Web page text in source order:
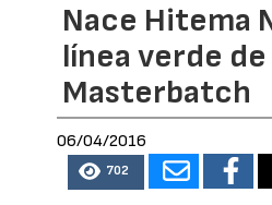
Nace Hitema
línea verde de
Masterbatch
06/04/2016
702